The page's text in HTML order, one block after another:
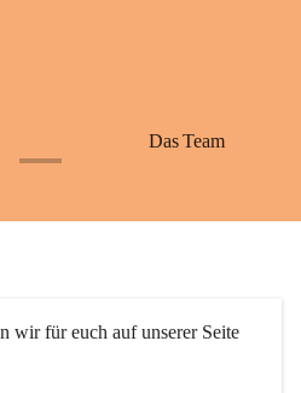
Das Team
wir für euch auf unserer Seite